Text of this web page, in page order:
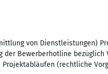
von Dienstleistungen)
Bewerberhotline bezüglich
(rechtliche